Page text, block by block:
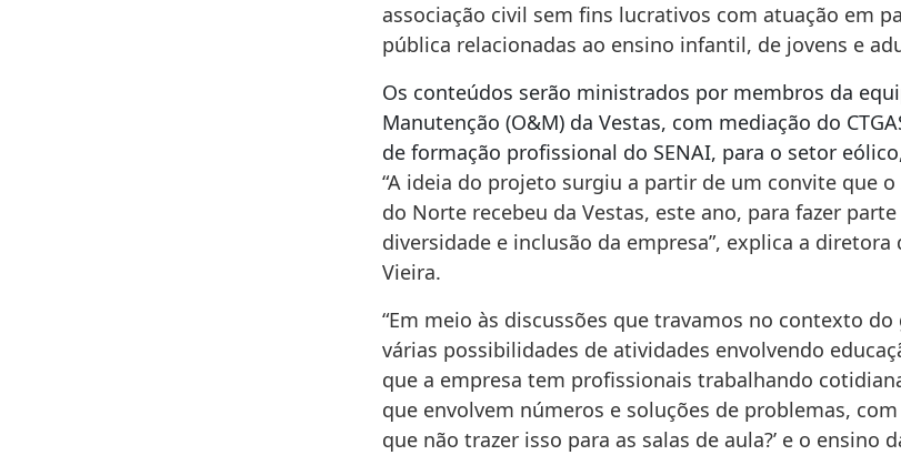
associação civil sem fins lucrativos com atuação em
pública relacionadas ao ensino infantil, de jovens e
Os conteúdos serão ministrados por membros da
Manutenção (O&M) da Vestas, com mediação do
de formação profissional do SENAI, para o setor
“A ideia do projeto surgiu a partir de um convite que o
do Norte recebeu da Vestas, este ano, para fazer
diversidade e inclusão da empresa”, explica a diretora
Vieira.
“Em meio às discussões que travamos no contexto
várias possibilidades de atividades envolvendo
que a empresa tem profissionais trabalhando
que envolvem números e soluções de problemas, com
que não trazer isso para as salas de aula?’ e o ensino